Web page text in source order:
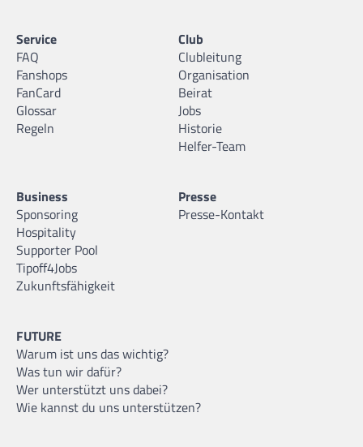
Service
FAQ
Fanshops
FanCard
Glossar
Regeln
Club
Clubleitung
Organisation
Beirat
Jobs
Historie
Helfer-Team
Business
Sponsoring
Hospitality
Supporter Pool
Tipoff4Jobs
Zukunftsfähigkeit
Presse
Presse-Kontakt
FUTURE
Warum ist uns das wichtig?
Was tun wir dafür?
Wer unterstützt uns dabei?
Wie kannst du uns unterstützen?